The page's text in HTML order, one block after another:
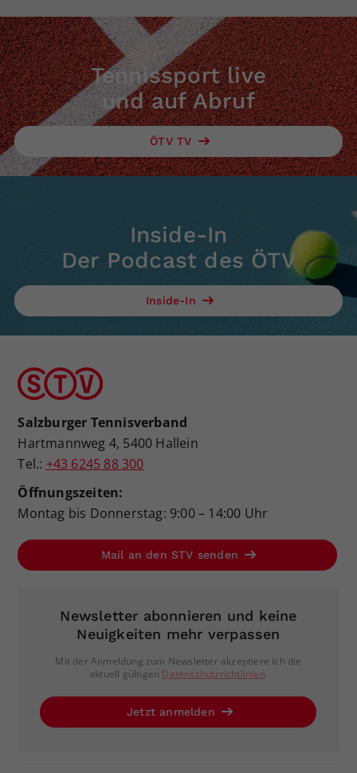
Tennissport live
und auf Abruf
ÖTV TV
Inside-In
Der Podcast des ÖTV
Inside-In
Salzburger Tennisverband
Hartmannweg 4, 5400 Hallein
Tel.: +43 6245 88 300
Öffnungszeiten:
Montag bis Donnerstag: 9:00 – 14:00 Uhr
Mail an den STV senden
Newsletter abonnieren und keine
Neuigkeiten mehr verpassen
Mit der Anmeldung zum Newsletter akzeptiere ich die
aktuell gültigen Datenschutzrichtlinien.
Jetzt anmelden